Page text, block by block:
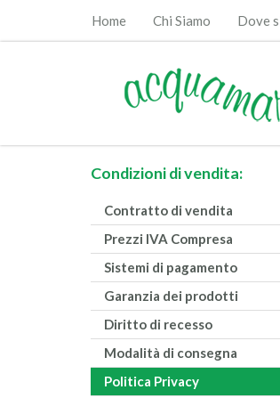
Home Chi Siamo Dove
Condizioni di vendita:
Contratto di vendita
Prezzi IVA Compresa
Sistemi di pagamento
Garanzia dei prodotti
Diritto di recesso
Modalità di consegna
Politica Privacy